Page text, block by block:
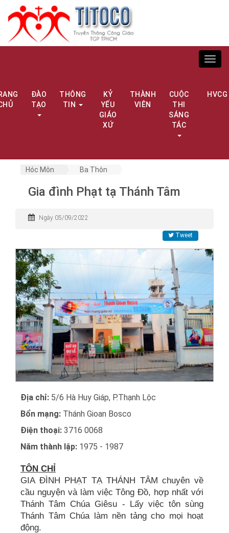
ĐÀO
TẠO
THÔNG
TIN
KỶ
YẾU
GIÁO
XỨ
THÀNH
VIÊN
CUỘC
THI
SÁNG
TÁC
HVCG
Hóc Môn Ba Thôn
Gia đình Phạt tạ Thánh Tâm
Ngày 05/09/2022
Tweet
Địa chỉ: 5/6 Hà Huy Giáp, P.Thạnh Lộc
Bổn mạng: Thánh Gioan Bosco
Điện thoại: 3716 0068
Năm thành lập: 1975 - 1987
TÔN CHỈ
GIA ĐÌNH PHẠT TẠ THÁNH TÂM chuyên về
cầu nguyện và làm việc Tông Đồ, hợp nhất với
Thánh Tâm Chúa Giêsu - Lấy việc tôn sùng
Thánh Tâm Chúa làm nền tảng cho mọi hoạt
động.